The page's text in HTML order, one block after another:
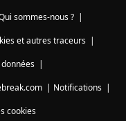
sommes-nous ? |
et autres traceurs|
|
| Notifications |
cookies